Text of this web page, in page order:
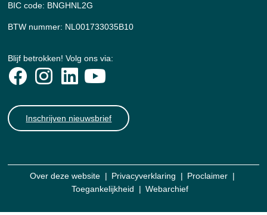
BIC code: BNGHNL2G
BTW nummer: NL001733035B10
Blijf betrokken! Volg ons via:
Inschrijven nieuwsbrief
Over deze website Privacyverklaring
Proclaimer
Toegankelijkheid
Webarchief